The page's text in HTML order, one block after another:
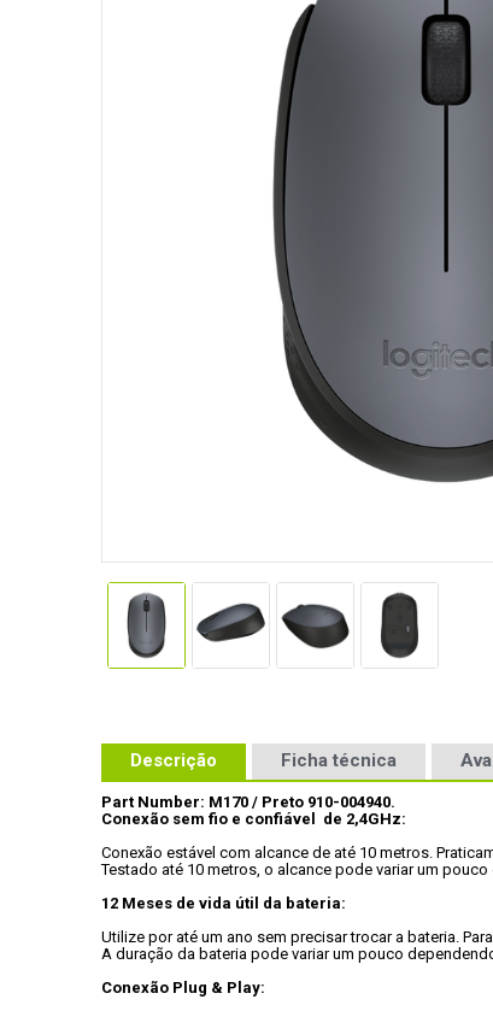
Descrição Ficha técnica
Part Number: M170 / Preto 910-004940.
Conexão sem fio e confiável  de 2,4GHz:
Conexão estável com alcance de até 10 metros.
Testado até 10 metros, o alcance pode variar um
12 Meses de vida útil da bateria:
Utilize por até um ano sem precisar trocar a bateria.
A duração da bateria pode variar um pouco
Conexão Plug & Play:
10º fractal